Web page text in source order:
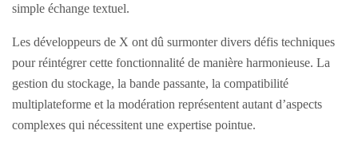
simple échange textuel.
Les développeurs de X ont dû surmonter divers défis techniques
pour réintégrer cette fonctionnalité de manière harmonieuse. La
gestion du stockage, la bande passante, la compatibilité
multiplateforme et la modération représentent autant d’aspects
complexes qui nécessitent une expertise pointue.